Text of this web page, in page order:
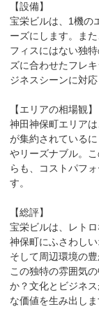
【設備】
宝栄ビルは、1機の
ーズにします。ま
フィスにはない独
ズに合わせたフレ
ジネスシーンに対応
【エリアの相場観】
神田神保町エリア
が集約されている
やリーズナブル。
らも、コストパフ
す。
【総評】
宝栄ビルは、レト
神保町にふさわし
そして周辺環境の
この独特の雰囲気
か？文化とビジネ
な価値を生み出しま